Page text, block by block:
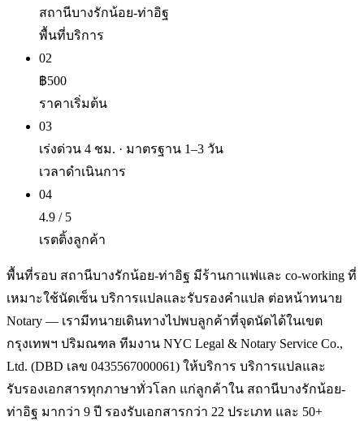
สถานีบางรักน้อย-ท่าอิฐ
พื้นที่บริการ
02
฿500
ราคาเริ่มต้น
03
เร่งด่วน 4 ชม. · มาตรฐาน 1–3 วัน
เวลาดำเนินการ
04
4.9 / 5
เรตติ้งลูกค้า
พื้นที่รอบ สถานีบางรักน้อย-ท่าอิฐ มีร้านกาแฟและ co-working ที่
เหมาะใช้นัดเซ็น บริการแปลและรับรองคำแปล ต่อหน้าทนาย
Notary — เรามีทนายเดินทางไปพบลูกค้าที่จุดนัดได้ในเขต
กรุงเทพฯ ปริมณฑล ทีมงาน NYC Legal & Notary Service Co.,
Ltd. (DBD เลข 0435567000061) ให้บริการ บริการแปลและ
รับรองเอกสารทุกภาษาทั่วโลก แก่ลูกค้าใน สถานีบางรักน้อย-
ท่าอิฐ มากว่า 9 ปี รองรับเอกสารกว่า 22 ประเภท และ 50+